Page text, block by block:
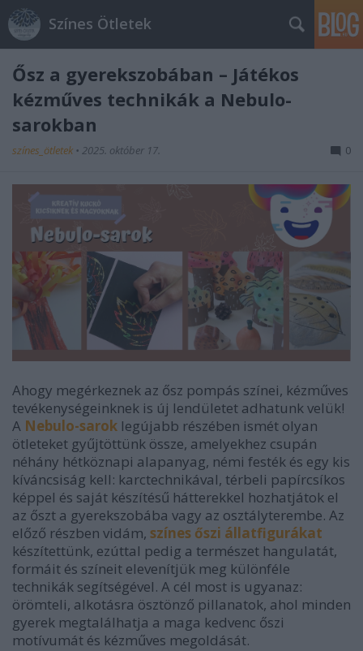
Színes Ötletek
Ősz a gyerekszobában – Játékos
kézműves technikák a Nebulo-
sarokban
színes_ötletek • 2025. október 17. 0
Ahogy megérkeznek az ősz pompás színei, kézműves
tevékenységeinknek is új lendületet adhatunk velük!
A Nebulo-sarok legújabb részében ismét olyan
ötleteket gyűjtöttünk össze, amelyekhez csupán
néhány hétköznapi alapanyag, némi festék és egy kis
kíváncsiság kell: karctechnikával, térbeli papírcsíkos
képpel és saját készítésű hátterekkel hozhatjátok el
az őszt a gyerekszobába vagy az osztályterembe. Az
előző részben vidám, színes őszi állatfigurákat
készítettünk, ezúttal pedig a természet hangulatát,
formáit és színeit elevenítjük meg különféle
technikák segítségével. A cél most is ugyanaz:
örömteli, alkotásra ösztönző pillanatok, ahol minden
gyerek megtalálhatja a maga kedvenc őszi
motívumát és kézműves megoldását.